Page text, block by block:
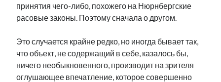
принятия чего-либо, похожего на Нюрнбергские
расовые законы. Поэтому сначала о другом.
Это случается крайне редко, но иногда бывает так,
что объект, не содержащий в себе, казалось бы,
ничего необыкновенного, производит на зрителя
оглушающее впечатление, которое совершенно